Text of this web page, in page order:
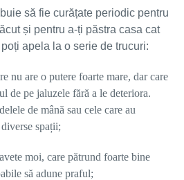
să fie curățate periodic pentru
și pentru a-ți păstra casa cat
apela la o serie de trucuri:
nu are o putere foarte mare, dar care
de pe jaluzele fără a le deteriora.
de mână sau cele care au
spații;
moi, care pătrund foarte bine
să adune praful;